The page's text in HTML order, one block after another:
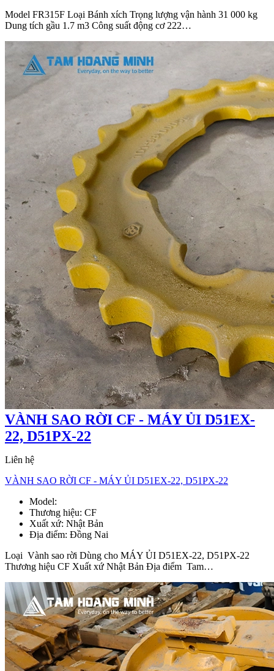
Model FR315F Loại Bánh xích Trọng lượng vận hành 31 000 kg
Dung tích gầu 1.7 m3 Công suất động cơ 222…
VÀNH SAO RỜI CF - MÁY ỦI D51EX-
22, D51PX-22
Liên hệ
VÀNH SAO RỜI CF - MÁY ỦI D51EX-22, D51PX-22
Model:
Thương hiệu: CF
Xuất xứ: Nhật Bản
Địa điểm: Đồng Nai
Loại Vành sao rời Dùng cho MÁY ỦI D51EX-22, D51PX-22
Thương hiệu CF Xuất xứ Nhật Bản Địa điểm Tam…